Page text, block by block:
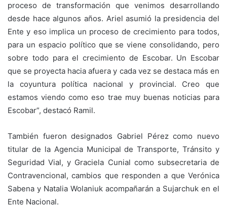
proceso de transformación que venimos desarrollando
desde hace algunos años. Ariel asumió la presidencia del
Ente y eso implica un proceso de crecimiento para todos,
para un espacio político que se viene consolidando, pero
sobre todo para el crecimiento de Escobar. Un Escobar
que se proyecta hacia afuera y cada vez se destaca más en
la coyuntura política nacional y provincial. Creo que
estamos viendo como eso trae muy buenas noticias para
Escobar”, destacó Ramil.
También fueron designados Gabriel Pérez como nuevo
titular de la Agencia Municipal de Transporte, Tránsito y
Seguridad Vial, y Graciela Cunial como subsecretaria de
Contravencional, cambios que responden a que Verónica
Sabena y Natalia Wolaniuk acompañarán a Sujarchuk en el
Ente Nacional.